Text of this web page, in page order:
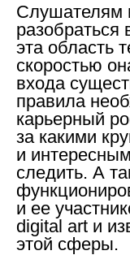
Слушателям
разобраться
эта область
скоростью
входа
правила
карьерный
за какими
и
следить. А
и ее
digital art и
этой сферы.